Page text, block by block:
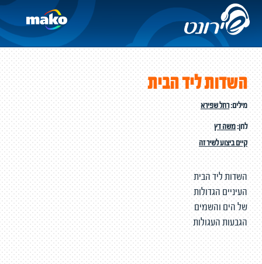
השדות ליד הבית
מילים:רחל שפירא
לחן:משה דץ
קיים ביצוע לשיר זה
השדות ליד הבית
העיניים הגדולות
של הים והשמים
הגבעות העגולות